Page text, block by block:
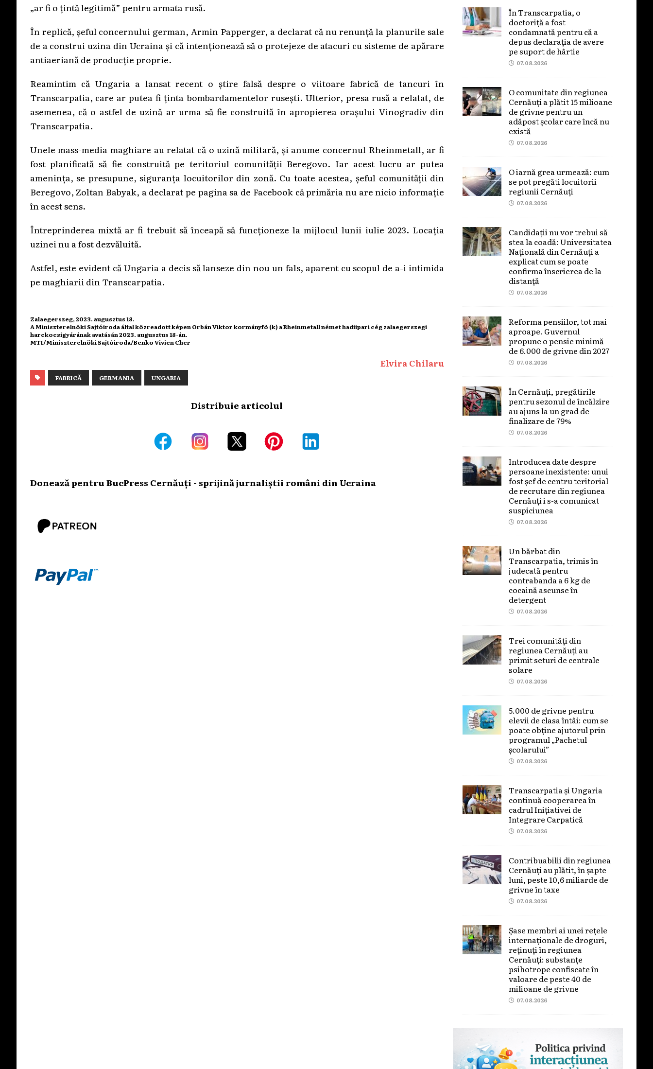
„ar fi o țintă legitimă” pentru armata rusă.
În replică, șeful concernului german, Armin Papperger, a declarat că nu renunță la planurile sale
de a construi uzina din Ucraina și că intenționează să o protejeze de atacuri cu sisteme de apărare
antiaeriană de producție proprie.
Reamintim că Ungaria a lansat recent o știre falsă despre o viitoare fabrică de tancuri în
Transcarpatia, care ar putea fi ținta bombardamentelor rusești. Ulterior, presa rusă a relatat, de
asemenea, că o astfel de uzină ar urma să fie construită în apropierea orașului Vinogradiv din
Transcarpatia.
Unele mass-media maghiare au relatat că o uzină militară, și anume concernul Rheinmetall, ar fi
fost planificată să fie construită pe teritoriul comunității Beregovo. Iar acest lucru ar putea
amenința, se presupune, siguranța locuitorilor din zonă. Cu toate acestea, șeful comunității din
Beregovo, Zoltan Babyak, a declarat pe pagina sa de Facebook că primăria nu are nicio informație
în acest sens.
Întreprinderea mixtă ar fi trebuit să înceapă să funcționeze la mijlocul lunii iulie 2023. Locația
uzinei nu a fost dezvăluită.
Astfel, este evident că Ungaria a decis să lanseze din nou un fals, aparent cu scopul de a-i intimida
pe maghiarii din Transcarpatia.
Zalaegerszeg, 2023. augusztus 18.
A Miniszterelnöki Sajtóiroda által közreadott képen Orbán Viktor kormányfõ (k) a Rheinmetall német hadiipari cég zalaegerszegi
harckocsigyárának avatásán 2023. augusztus 18-án.
MTI/Miniszterelnöki Sajtóiroda/Benko Vivien Cher
Elvira Chilaru
FABRICĂ GERMANIA UNGARIA
Distribuie articolul
Donează pentru BucPress Cernăuți - sprijină jurnaliștii români din Ucraina
În Transcarpatia, o
doctoriță a fost
condamnată pentru că a
depus declarația de avere
pe suport de hârtie
07.08.2026
O comunitate din regiunea
Cernăuți a plătit 15 milioane
de grivne pentru un
adăpost școlar care încă nu
există
07.08.2026
O iarnă grea urmează: cum
se pot pregăti locuitorii
regiunii Cernăuți
07.08.2026
Candidații nu vor trebui să
stea la coadă: Universitatea
Națională din Cernăuți a
explicat cum se poate
confirma înscrierea de la
distanță
07.08.2026
Reforma pensiilor, tot mai
aproape. Guvernul
propune o pensie minimă
de 6.000 de grivne din 2027
07.08.2026
În Cernăuți, pregătirile
pentru sezonul de încălzire
au ajuns la un grad de
finalizare de 79%
07.08.2026
Introducea date despre
persoane inexistente: unui
fost șef de centru teritorial
de recrutare din regiunea
Cernăuți i s-a comunicat
suspiciunea
07.08.2026
Un bărbat din
Transcarpatia, trimis în
judecată pentru
contrabanda a 6 kg de
cocaină ascunse în
detergent
07.08.2026
Trei comunități din
regiunea Cernăuți au
primit seturi de centrale
solare
07.08.2026
5.000 de grivne pentru
elevii de clasa întâi: cum se
poate obține ajutorul prin
programul „Pachetul
școlarului”
07.08.2026
Transcarpatia și Ungaria
continuă cooperarea în
cadrul Inițiativei de
Integrare Carpatică
07.08.2026
Contribuabilii din regiunea
Cernăuți au plătit, în șapte
luni, peste 10,6 miliarde de
grivne în taxe
07.08.2026
Șase membri ai unei rețele
internaționale de droguri,
reținuți în regiunea
Cernăuți: substanțe
psihotrope confiscate în
valoare de peste 40 de
milioane de grivne
07.08.2026